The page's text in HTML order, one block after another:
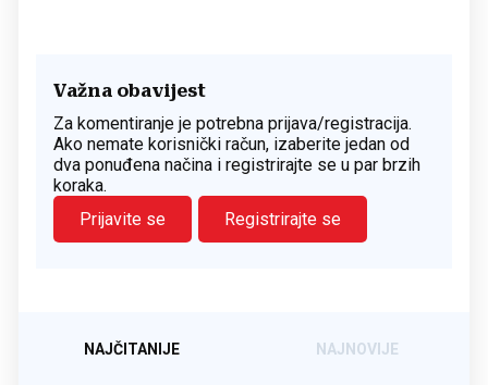
Važna obavijest
Za komentiranje je potrebna prijava/registracija.
Ako nemate korisnički račun, izaberite jedan od
dva ponuđena načina i registrirajte se u par brzih
koraka.
Prijavite se
Registrirajte se
NAJČITANIJE NAJNOVIJE